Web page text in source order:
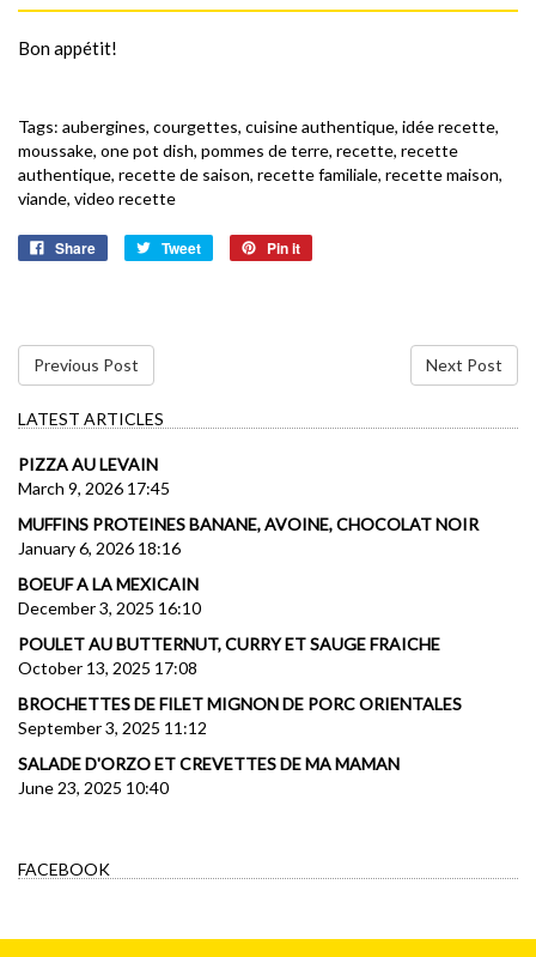
Bon appétit!
Tags: aubergines, courgettes, cuisine authentique, idée recette,
moussake, one pot dish, pommes de terre, recette, recette
authentique, recette de saison, recette familiale, recette maison,
viande, video recette
Share Tweet Pin it
Previous Post Next Post
LATEST ARTICLES
PIZZA AU LEVAIN
March 9, 2026 17:45
MUFFINS PROTEINES BANANE, AVOINE, CHOCOLAT NOIR
January 6, 2026 18:16
BOEUF A LA MEXICAIN
December 3, 2025 16:10
POULET AU BUTTERNUT, CURRY ET SAUGE FRAICHE
October 13, 2025 17:08
BROCHETTES DE FILET MIGNON DE PORC ORIENTALES
September 3, 2025 11:12
SALADE D'ORZO ET CREVETTES DE MA MAMAN
June 23, 2025 10:40
FACEBOOK